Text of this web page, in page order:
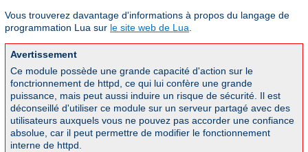
Vous trouverez davantage d'informations à propos du langage de
programmation Lua sur le site web de Lua
Avertissement
Ce module possède une grande capacité d'action sur le
fonctrionnement de httpd, ce qui lui confère une grande
puissance, mais peut aussi induire un risque de sécurité. Il est
déconseillé d'utiliser ce module sur un serveur partagé avec des
utilisateurs auxquels vous ne pouvez pas accorder une confiance
absolue, car il peut permettre de modifier le fonctionnement
interne de httpd.